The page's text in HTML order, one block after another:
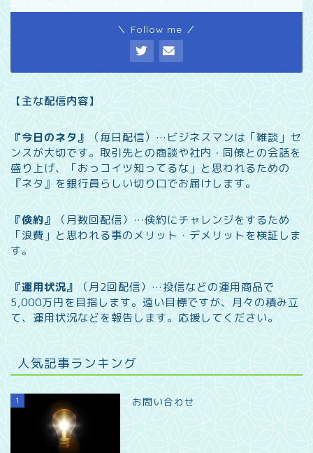
＼ Follow me ／
【主な配信内容】
『今日のネタ』 （毎日配信）… ビジネスマンは「雑談」セ
ンスが大切です。取引先との商談や社内・同僚との会話を
盛り上げ、「おっコイツ知ってるな」と思われるための
『ネタ』を銀行員らしい切り口でお届けします。
『倹約』 （月数回配信）…倹約にチャレンジをするため
「浪費」と思われる事のメリット・デメリットを検証しま
す。
『運用状況』 （月2回配信）…投信などの運用商品で
5,000万円を目指します。遠い目標ですが、月々の積み立
て、運用状況などを報告します。 応援してください。
人気記事ランキング
1 お問い合わせ